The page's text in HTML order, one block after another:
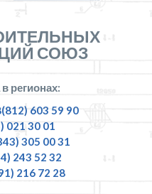
СОЮЗ
регионах:
603 59 90
021 30 01
305 00 31
243 52 32
216 72 28